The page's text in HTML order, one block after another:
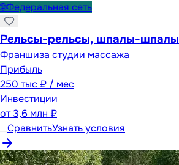
🌐Федеральная сеть
Рельсы-рельсы, шпалы-шпалы
Франшиза студии массажа
Прибыль
250 тыс ₽ / мес
Инвестиции
от3,6 млн ₽
СравнитьУзнать условия